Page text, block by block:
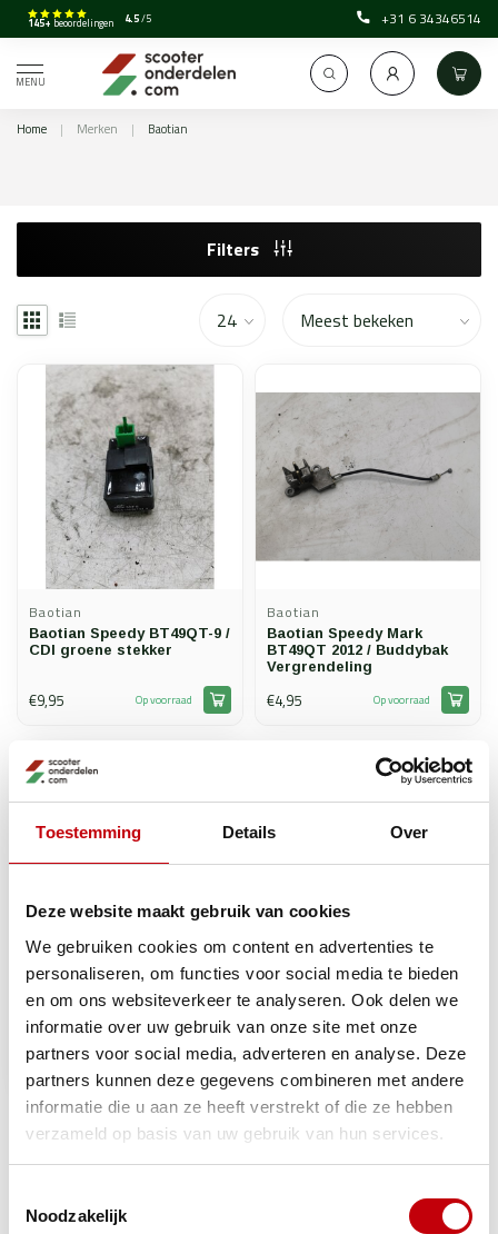
Toestemming Details Over
Deze website maakt gebruik van cookies
We gebruiken cookies om content en advertenties te
personaliseren, om functies voor social media te bieden
en om ons websiteverkeer te analyseren. Ook delen we
informatie over uw gebruik van onze site met onze
partners voor social media, adverteren en analyse. Deze
partners kunnen deze gegevens combineren met andere
informatie die u aan ze heeft verstrekt of die ze hebben
verzameld op basis van uw gebruik van hun services.
Noodzakelijk
145+ beoordelingen 4.5/5 +31 6 34346514
MENU
Home | Merken | Baotian
Filters
Baotian
Baotian Speedy BT49QT-9 /
CDI groene stekker
€9,95 Op voorraad
Baotian
Baotian Speedy Mark
BT49QT 2012 / Buddybak
Vergrendeling
€4,95 Op voorraad
BT49QT 2012 /
Bodyschermfront
€9,95 Niet op voorraad
Recent bekeken